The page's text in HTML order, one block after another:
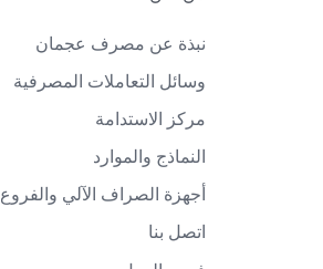
نبذة عن مصرف عجمان
وسائل التعاملات المصرفية
مركز الاستدامة
النماذج والموارد
أجهزة الصراف الآلي والفروع
اتصل بنا